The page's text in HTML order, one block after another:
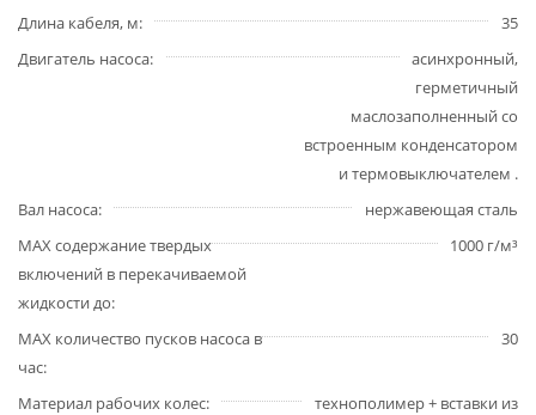
Длина кабеля, м
35
Двигатель насоса
асинхронный,
герметичный
маслозаполненный со
встроенным конденсатором
и термовыключателем .
Вал насоса
нержавеющая сталь
MAX содержание твердых
включений в перекачиваемой
жидкости до
1000 г/м³
MAX количество пусков насоса в
час
30
Материал рабочих колес
технополимер + вставки из